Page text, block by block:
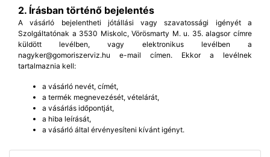
2. Írásban történő bejelentés
A vásárló bejelentheti jótállási vagy szavatossági igényét a
Szolgáltatónak a 3530 Miskolc, Vörösmarty M. u. 35. alagsor címre
küldött levélben, vagy elektronikus levélben a
nagyker@gomoriszerviz.hu e-mail címen. Ekkor a levélnek
tartalmaznia kell:
a vásárló nevét, címét,
a termék megnevezését, vételárát,
a vásárlás időpontját,
a hiba leírását,
a vásárló által érvényesíteni kívánt igényt.